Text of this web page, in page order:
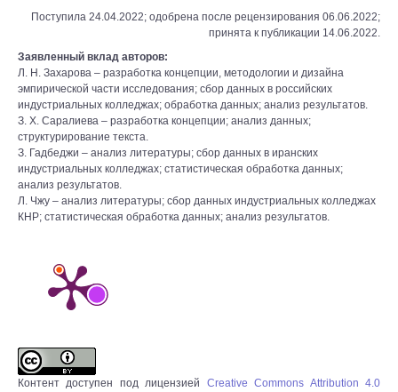
Поступила 24.04.2022; одобрена после рецензирования 06.06.2022;
принята к публикации 14.06.2022.
Заявленный вклад авторов:
Л. Н. Захарова – разработка концепции, методологии и дизайна
эмпирической части исследования; сбор данных в российских
индустриальных колледжах; обработка данных; анализ результатов.
З. Х. Саралиева – разработка концепции; анализ данных;
структурирование текста.
З. Гадбеджи – анализ литературы; сбор данных в иранских
индустриальных колледжах; статистическая обработка данных;
анализ результатов.
Л. Чжу – анализ литературы; сбор данных индустриальных колледжах
КНР; статистическая обработка данных; анализ результатов.
Контент доступен под лицензией Creative Commons Attribution 4.0